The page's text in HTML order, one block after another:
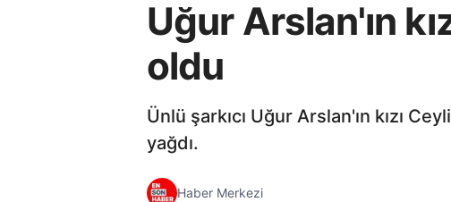
Uğur Arslan'ın
oldu
Ünlü şarkıcı Uğur Arslan'ın kızı
yağdı.
Haber Merkezi